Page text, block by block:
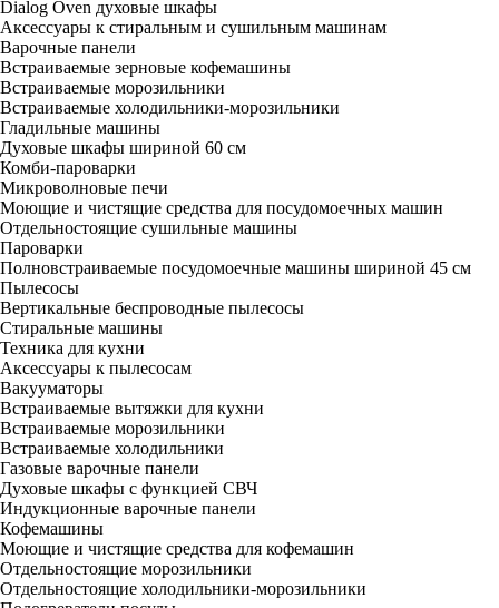
Dialog Oven духовые шкафы
Аксессуары к стиральным и сушильным машинам
Варочные панели
Встраиваемые зерновые кофемашины
Встраиваемые морозильники
Встраиваемые холодильники-морозильники
Гладильные машины
Духовые шкафы шириной 60 см
Комби-пароварки
Микроволновые печи
Моющие и чистящие средства для посудомоечных машин
Отдельностоящие сушильные машины
Пароварки
Полновстраиваемые посудомоечные машины шириной 45 см
Пылесосы
Вертикальные беспроводные пылесосы
Стиральные машины
Техника для кухни
Аксессуары к пылесосам
Вакууматоры
Встраиваемые вытяжки для кухни
Встраиваемые морозильники
Встраиваемые холодильники
Газовые варочные панели
Духовые шкафы с функцией СВЧ
Индукционные варочные панели
Кофемашины
Моющие и чистящие средства для кофемашин
Отдельностоящие морозильники
Отдельностоящие холодильники-морозильники